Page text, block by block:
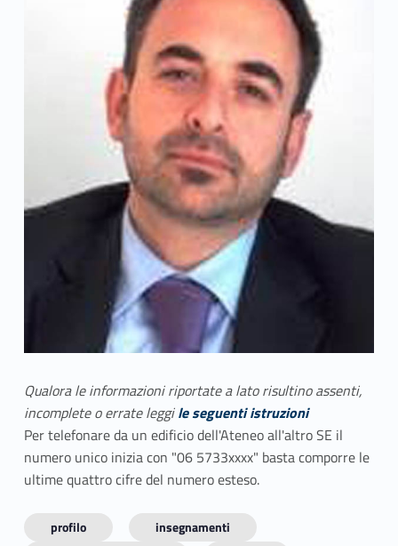
Qualora le informazioni riportate a lato risultino assenti,
incomplete o errate leggile seguenti istruzioni
Per telefonare da un edificio dell'Ateneo all'altro SE il
numero unico inizia con "06 5733xxxx" basta comporre le
ultime quattro cifre del numero esteso.
profilo insegnamenti